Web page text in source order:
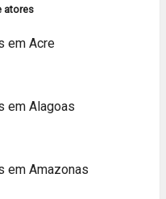
atores
em Acre
em Alagoas
em Amazonas